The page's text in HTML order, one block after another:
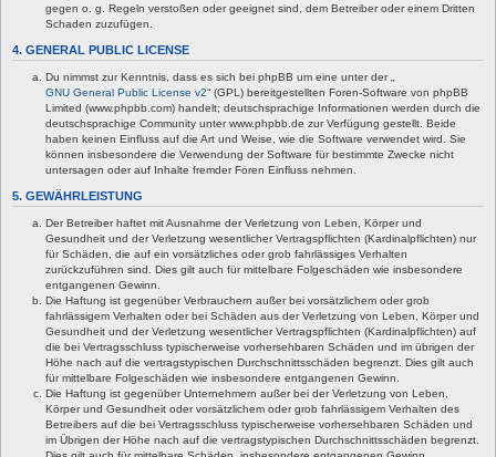
gegen o. g. Regeln verstoßen oder geeignet sind, dem Betreiber oder einem Dritten
Schaden zuzufügen.
4. GENERAL PUBLIC LICENSE
Du nimmst zur Kenntnis, dass es sich bei phpBB um eine unter der „
GNU General Public License v2“ (GPL) bereitgestellten Foren-Software von phpBB
Limited (www.phpbb.com) handelt; deutschsprachige Informationen werden durch die
deutschsprachige Community unter www.phpbb.de zur Verfügung gestellt. Beide
haben keinen Einfluss auf die Art und Weise, wie die Software verwendet wird. Sie
können insbesondere die Verwendung der Software für bestimmte Zwecke nicht
untersagen oder auf Inhalte fremder Foren Einfluss nehmen.
5. GEWÄHRLEISTUNG
Der Betreiber haftet mit Ausnahme der Verletzung von Leben, Körper und
Gesundheit und der Verletzung wesentlicher Vertragspflichten (Kardinalpflichten) nur
für Schäden, die auf ein vorsätzliches oder grob fahrlässiges Verhalten
zurückzuführen sind. Dies gilt auch für mittelbare Folgeschäden wie insbesondere
entgangenen Gewinn.
Die Haftung ist gegenüber Verbrauchern außer bei vorsätzlichem oder grob
fahrlässigem Verhalten oder bei Schäden aus der Verletzung von Leben, Körper und
Gesundheit und der Verletzung wesentlicher Vertragspflichten (Kardinalpflichten) auf
die bei Vertragsschluss typischerweise vorhersehbaren Schäden und im übrigen der
Höhe nach auf die vertragstypischen Durchschnittsschäden begrenzt. Dies gilt auch
für mittelbare Folgeschäden wie insbesondere entgangenen Gewinn.
Die Haftung ist gegenüber Unternehmern außer bei der Verletzung von Leben,
Körper und Gesundheit oder vorsätzlichem oder grob fahrlässigem Verhalten des
Betreibers auf die bei Vertragsschluss typischerweise vorhersehbaren Schäden und
im Übrigen der Höhe nach auf die vertragstypischen Durchschnittsschäden begrenzt.